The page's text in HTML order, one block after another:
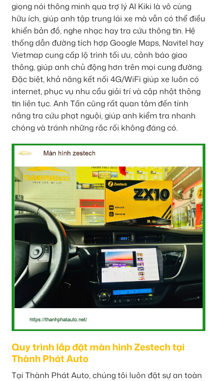
giọng nói thông minh qua trợ lý AI Kiki là vô cùng
hữu ích, giúp anh tập trung lái xe mà vẫn có thể điều
khiển bản đồ, nghe nhạc hay tra cứu thông tin. Hệ
thống dẫn đường tích hợp Google Maps, Navitel hay
Vietmap cung cấp lộ trình tối ưu, cảnh báo giao
thông, giúp anh chủ động hơn trên mọi cung đường.
Đặc biệt, khả năng kết nối 4G/WiFi giúp xe luôn có
internet, phục vụ nhu cầu giải trí và cập nhật thông
tin liên tục. Anh Tấn cũng rất quan tâm đến tính
năng tra cứu phạt nguội, giúp anh kiểm tra nhanh
chóng và tránh những rắc rối không đáng có.
Quy trình lắp đặt màn hình Zestech tại
Thành Phát Auto
Tại Thành Phát Auto, chúng tôi luôn đặt sự an toàn